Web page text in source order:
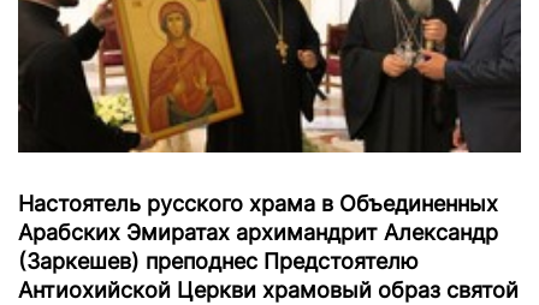
Настоятель русского храма в Объединенных
Арабских Эмиратах архимандрит Александр
(Заркешев) преподнес Предстоятелю
Антиохийской Церкви храмовый образ святой